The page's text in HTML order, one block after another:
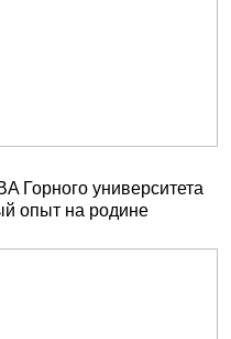
Горного университета
опыт на родине